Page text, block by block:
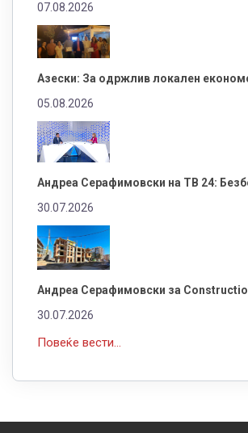
07.08.2026
Азески: За одржлив локален
05.08.2026
Андреа Серафимовски на ТВ 24:
30.07.2026
Андреа Серафимовски за
30.07.2026
Повеќе вести...